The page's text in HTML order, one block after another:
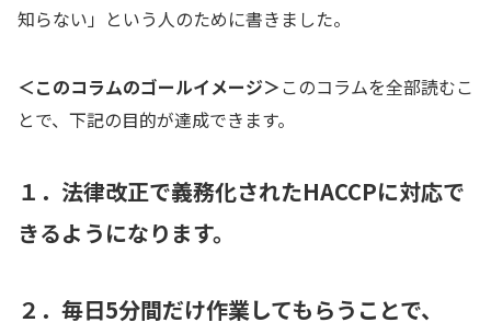
知らない」という人のために書きました。
＜このコラムのゴールイメージ＞ このコラムを全部読むこ
とで、下記の目的が達成できます。
１．法律改正で義務化されたHACCPに対応で
きるようになります。
２．毎日5分間だけ作業してもらうことで、